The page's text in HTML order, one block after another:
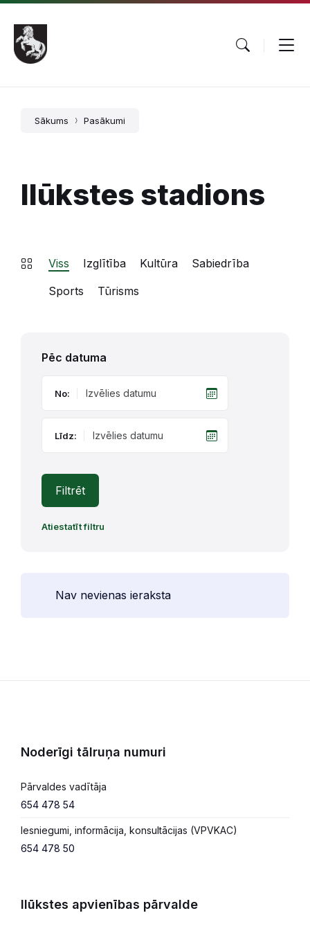
Pāriet
saturu
Skip
main
navigation
Skip
footer
Sākums Pasākumi
Ilūkstes stadions
Viss Izglītība Kultūra
Sabiedrība
Sports
Tūrisms
Pēc datuma
No:
Līdz:
Filtrēt
Atiestatīt filtru
Nav nevienas ieraksta
Noderīgi tālruņa numuri
Pārvaldes vadītāja
654 478 54
Iesniegumi, informācija, konsultācijas (VPVKAC)
654 478 50
Ilūkstes apvienības pārvalde